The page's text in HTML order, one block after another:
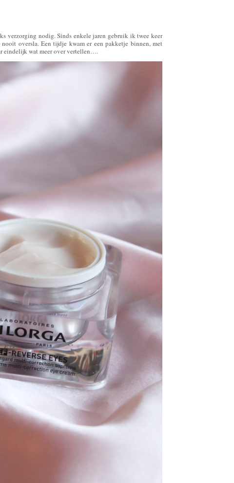
verzorging nodig. Sinds enkele jaren gebruik ik twee keer
oversla. Een tijdje kwam er een pakketje binnen, met
eindelijk wat meer over vertellen….